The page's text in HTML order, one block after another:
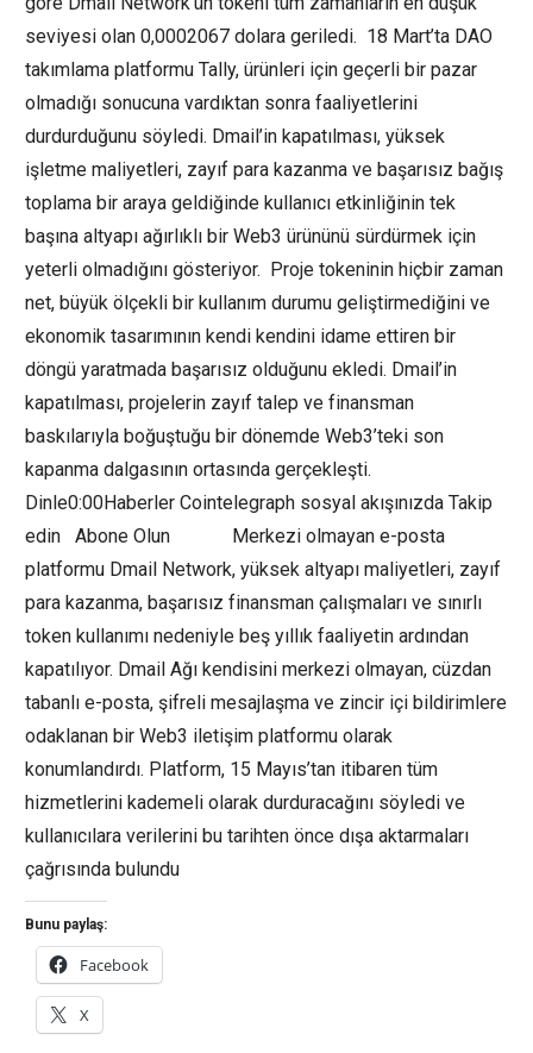
seviyesi olan 0,0002067 dolara geriledi. 18 Mart’ta DAO
takımlama platformu Tally, ürünleri için geçerli bir pazar
olmadığı sonucuna vardıktan sonra faaliyetlerini
durdurduğunu söyledi. Dmail’in kapatılması, yüksek
işletme maliyetleri, zayıf para kazanma ve başarısız bağış
toplama bir araya geldiğinde kullanıcı etkinliğinin tek
başına altyapı ağırlıklı bir Web3 ürününü sürdürmek için
yeterli olmadığını gösteriyor. Proje tokeninin hiçbir zaman
net, büyük ölçekli bir kullanım durumu geliştirmediğini ve
ekonomik tasarımının kendi kendini idame ettiren bir
döngü yaratmada başarısız olduğunu ekledi. Dmail’in
kapatılması, projelerin zayıf talep ve finansman
baskılarıyla boğuştuğu bir dönemde Web3’teki son
kapanma dalgasının ortasında gerçekleşti.
Dinle0:00Haberler Cointelegraph sosyal akışınızda Takip
edin Abone Olun Merkezi olmayan e-posta
platformu Dmail Network, yüksek altyapı maliyetleri, zayıf
para kazanma, başarısız finansman çalışmaları ve sınırlı
token kullanımı nedeniyle beş yıllık faaliyetin ardından
kapatılıyor. Dmail Ağı kendisini merkezi olmayan, cüzdan
tabanlı e-posta, şifreli mesajlaşma ve zincir içi bildirimlere
odaklanan bir Web3 iletişim platformu olarak
konumlandırdı. Platform, 15 Mayıs’tan itibaren tüm
hizmetlerini kademeli olarak durduracağını söyledi ve
kullanıcılara verilerini bu tarihten önce dışa aktarmaları
çağrısında bulundu
Bunu paylaş:
Facebook
X